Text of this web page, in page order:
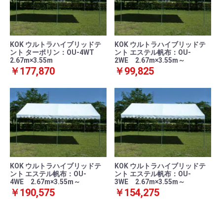
KOK ウルトラハイブリッドテ
ント ターポリン：OU-4WT
2.67m×3.55m
￥177,870
KOK ウルトラハイブリッドテ
ント エステル帆布：OU-
2WE 2.67m×3.55m～
￥99,825
KOK ウルトラハイブリッドテ
ント エステル帆布：OU-
4WE 2.67m×3.55m～
￥190,575
KOK ウルトラハイブリッドテ
ント エステル帆布：OU-
3WE 2.67m×3.55m～
￥154,275